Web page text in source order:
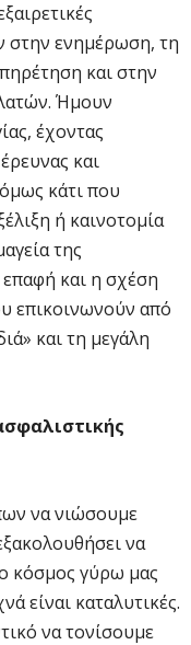
στην ενημέρωση, τη
και στην
Ήμουν
έχοντας
και
κάτι που
ή καινοτομία
της
και η σχέση
επικοινωνούν από
και τη μεγάλη
να νιώσουμε
να
κόσμος γύρω μας
είναι καταλυτικές.
να τονίσουμε